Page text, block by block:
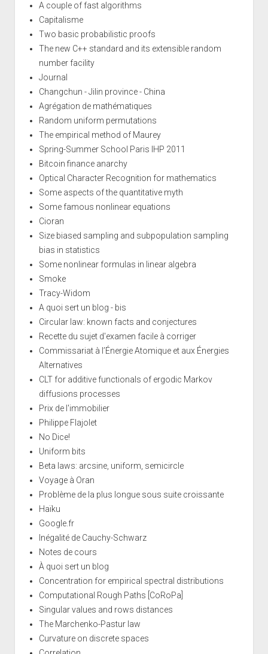
A couple of fast algorithms
Capitalisme
Two basic probabilistic proofs
The new C++ standard and its extensible random
number facility
Journal
Changchun - Jilin province - China
Agrégation de mathématiques
Random uniform permutations
The empirical method of Maurey
Spring-Summer School Paris IHP 2011
Bitcoin finance anarchy
Optical Character Recognition for mathematics
Some aspects of the quantitative myth
Some famous nonlinear equations
Cioran
Size biased sampling and subpopulation sampling
bias in statistics
Some nonlinear formulas in linear algebra
Smoke
Tracy-Widom
A quoi sert un blog - bis
Circular law: known facts and conjectures
Recette du sujet d'examen facile à corriger
Commissariat à l’Énergie Atomique et aux Énergies
Alternatives
CLT for additive functionals of ergodic Markov
diffusions processes
Prix de l'immobilier
Philippe Flajolet
No Dice!
Uniform bits
Beta laws: arcsine, uniform, semicircle
Voyage à Oran
Problème de la plus longue sous suite croissante
Haïku
Google.fr
Inégalité de Cauchy-Schwarz
Notes de cours
À quoi sert un blog
Concentration for empirical spectral distributions
Computational Rough Paths [CoRoPa]
Singular values and rows distances
The Marchenko-Pastur law
Curvature on discrete spaces